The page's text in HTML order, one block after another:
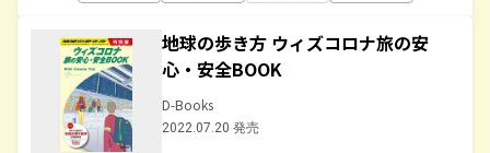
地球の歩き方 ウィズコロナ旅の安
心・安全BOOK
D-Books
2022.07.20 発売